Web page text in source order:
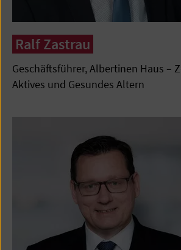
Ralf Zastrau
Geschäftsführer, Albertinen Haus –
Aktives und Gesundes Altern